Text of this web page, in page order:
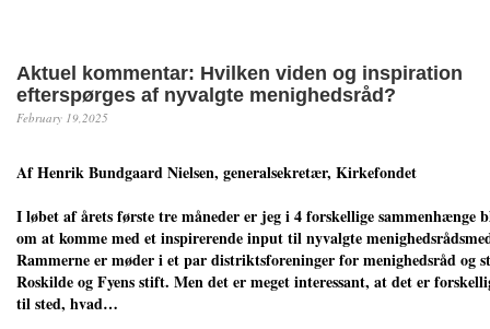
Aktuel kommentar: Hvilken viden og inspiration
efterspørges af nyvalgte menighedsråd?
February 19,2025
Af Henrik Bundgaard Nielsen, generalsekretær, Kirkefondet
I løbet af årets første tre måneder er jeg i 4 forskellige sammenhænge
om at komme med et inspirerende input til nyvalgte
Rammerne er møder i et par distriktsforeninger for menighedsråd og
Roskilde og Fyens stift. Men det er meget interessant, at det er
til sted, hvad…